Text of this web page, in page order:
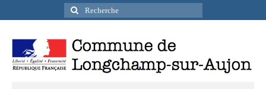
Rechercher
: